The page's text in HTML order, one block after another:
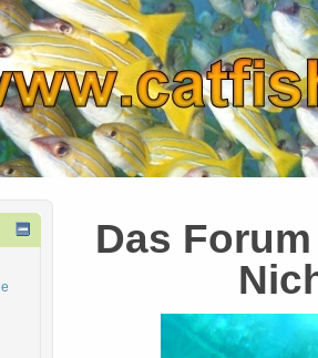
Das